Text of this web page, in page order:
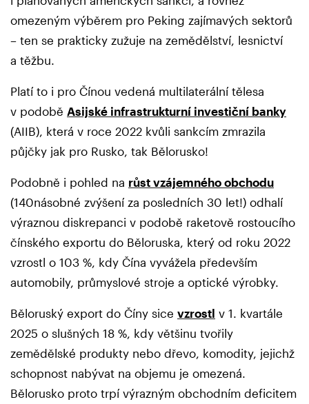
omezeným výběrem pro Peking zajímavých sektorů
– ten se prakticky zužuje na zemědělství, lesnictví
a těžbu.
Platí to i pro Čínou vedená multilaterální tělesa
v podobě Asijské infrastrukturní investiční banky
(AIIB), která v roce 2022 kvůli sankcím zmrazila
půjčky jak pro Rusko, tak Bělorusko!
Podobně i pohled na růst vzájemného obchodu
(140násobné zvýšení za posledních 30 let!) odhalí
výraznou diskrepanci v podobě raketově rostoucího
čínského exportu do Běloruska, který od roku 2022
vzrostl o 103 %, kdy Čína vyvážela především
automobily, průmyslové stroje a optické výrobky.
Běloruský export do Číny sice vzrostl v 1. kvartále
2025 o slušných 18 %, kdy většinu tvořily
zemědělské produkty nebo dřevo, komodity, jejichž
schopnost nabývat na objemu je omezená.
Bělorusko proto trpí výrazným obchodním deficitem